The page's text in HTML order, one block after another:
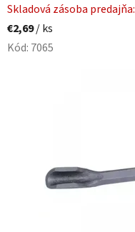
Skladová zásoba predajňa:
€2,69/ ks
Kód: 7065